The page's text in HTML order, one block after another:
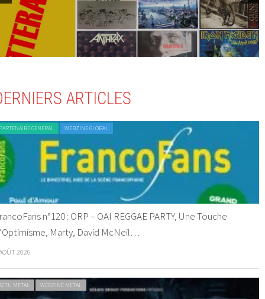
ARTICLES
GENERAL WEBZINE GLOBAL
n°120 : ORP – OAI REGGAE PARTY, Une Touche
Marty, David McNeil…
2026
METAL WEBZINE METAL